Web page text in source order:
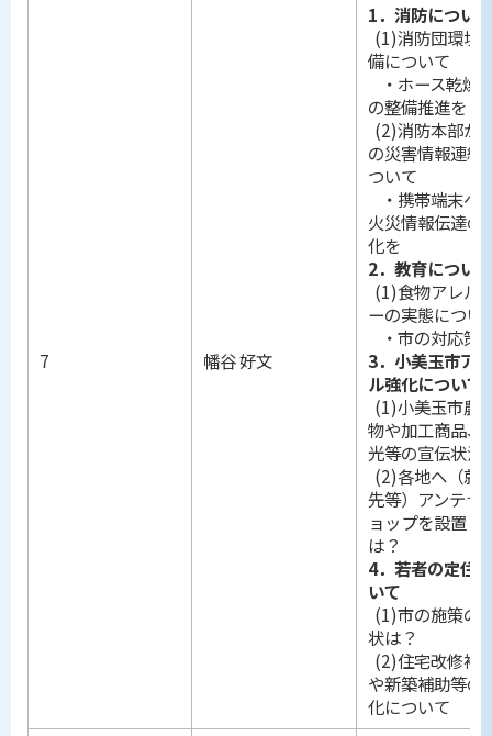
7 幡谷 好文
1．消防について
(1)消防団環境
備について
・ホース乾燥
の整備推進を
(2)消防本部か
の災害情報連絡
ついて
・携帯端末へ
火災情報伝達の
化を
2．教育について
(1)食物アレル
ーの実態につい
・市の対応策
3．小美玉市ア
ル強化について
(1)小美玉市農
物や加工商品、
光等の宣伝状況
(2)各地へ（就
先等）アンテナ
ョップを設置し
は？
4．若者の定住
いて
(1)市の施策の
状は？
(2)住宅改修補
や新築補助等の
化について